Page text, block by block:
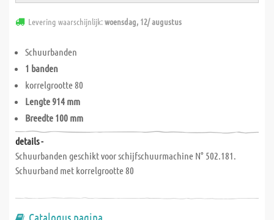
Levering waarschijnlijk:woensdag, 12/ augustus
Schuurbanden
1 banden
korrelgrootte 80
Lengte 914 mm
Breedte 100 mm
details -
Schuurbanden geschikt voor schijfschuurmachine N° 502.181.
Schuurband met korrelgrootte 80